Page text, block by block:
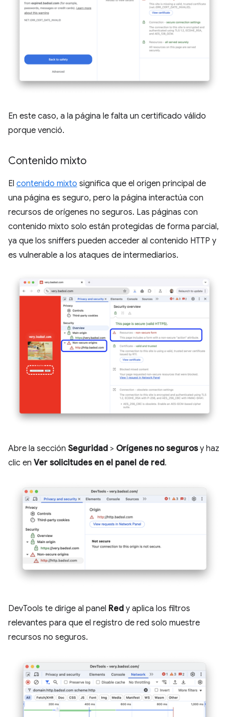
En este caso, a la página le falta un certificado válido
porque venció.
Contenido mixto
El contenido mixto significa que el origen principal de
una página es seguro, pero la página interactúa con
recursos de orígenes no seguros. Las páginas con
contenido mixto solo están protegidas de forma parcial,
ya que los sniffers pueden acceder al contenido HTTP y
es vulnerable a los ataques de intermediarios.
Abre la sección Seguridad > Orígenes no segurosy haz
clic en Ver solicitudes en el panel de red.
DevTools te dirige al panel Red y aplica los filtros
relevantes para que el registro de red solo muestre
recursos no seguros.